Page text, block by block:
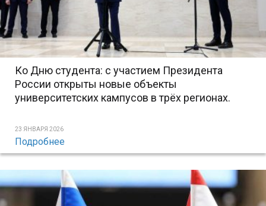
Ко Дню студента: с участием Президента
России открыты новые объекты
университетских кампусов в трёх регионах.
23 ЯНВАРЯ 2026
Подробнее